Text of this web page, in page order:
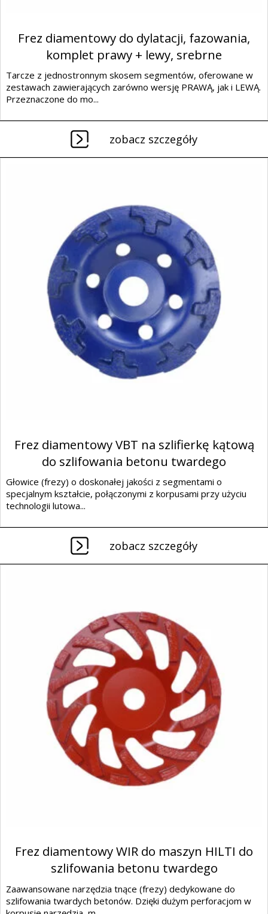
Frez diamentowy do dylatacji, fazowania,
komplet prawy + lewy, srebrne
Tarcze z jednostronnym skosem segmentów, oferowane w
zestawach zawierających zarówno wersję PRAWĄ, jak i LEWĄ.
Przeznaczone do mo...
zobacz szczegóły
Frez diamentowy VBT na szlifierkę kątową
do szlifowania betonu twardego
Głowice (frezy) o doskonałej jakości z segmentami o
specjalnym kształcie, połączonymi z korpusami przy użyciu
technologii lutowa...
zobacz szczegóły
Frez diamentowy WIR do maszyn HILTI do
szlifowania betonu twardego
Zaawansowane narzędzia tnące (frezy) dedykowane do
szlifowania twardych betonów. Dzięki dużym perforacjom w